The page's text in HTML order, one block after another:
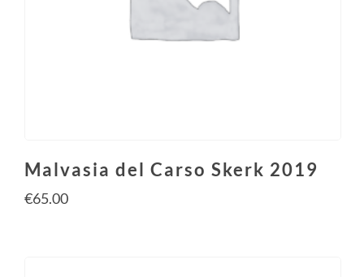
Malvasia del Carso Skerk 2019
€65.00